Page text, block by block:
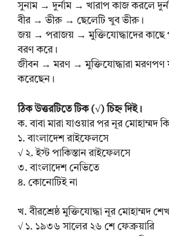
সুনাম → দুর্নাম → খারাপ কাজ করলে
বীর → ভীরু → ছেলেটি খুব ভীরু।
জয় → পরাজয় → মুক্তিযোদ্ধাদের কাছে
বরণ করে।
জীবন → মরণ → মুক্তিযোদ্ধারা মরণপণ
করেছেন।
ঠিক উত্তরটিতে টিক (√) চিহ্ন দিই।
ক. বাবা মারা যাওয়ার পর নূর মোহাম্মদ
১. বাংলাদেশ রাইফেলসে
√ ২. ইস্ট পাকিস্তান রাইফেলসে
৩. বাংলাদেশ নেভিতে
৪. কোনোটিই না
খ. বীরশ্রেষ্ঠ মুক্তিযোদ্ধা নূর মোহাম্মদ
√ ১. ১৯৩৬ সালের ২৬ শে ফেব্রুয়ারি